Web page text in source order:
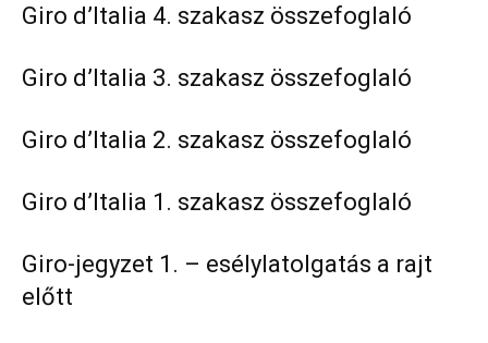
Giro d’Italia 4. szakasz összefoglaló
Giro d’Italia 3. szakasz összefoglaló
Giro d’Italia 2. szakasz összefoglaló
Giro d’Italia 1. szakasz összefoglaló
Giro-jegyzet 1. – esélylatolgatás a rajt
előtt